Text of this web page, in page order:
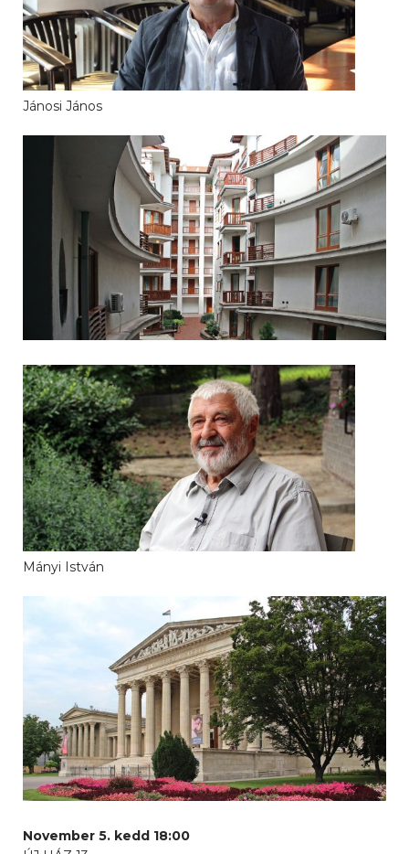
Jánosi János
Mányi István
November 5. kedd 18:00